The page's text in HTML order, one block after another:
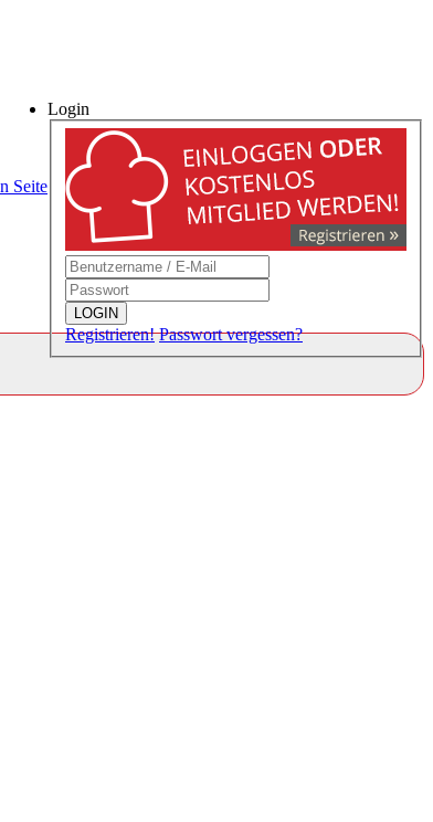
Login
LOGIN
Registrieren! Passwort vergessen?
Seite